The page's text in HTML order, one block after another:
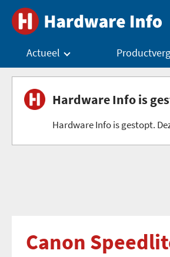
Actueel
Hardware Info is
Hardware Info is gestopt.
Canon